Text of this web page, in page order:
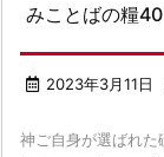
みことばの糧40
2023年3月11日
神ご自身が選ばれ